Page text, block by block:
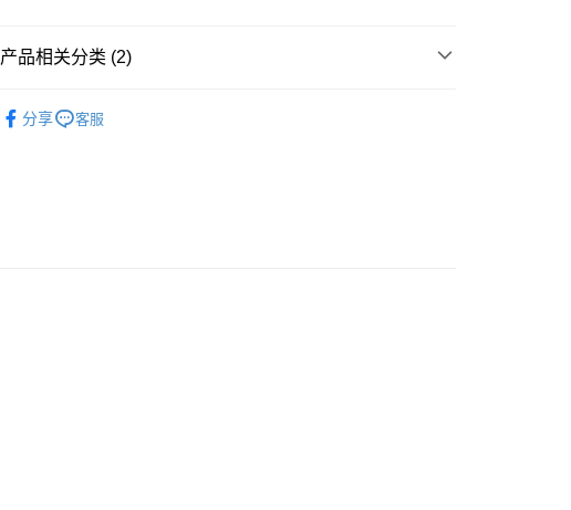
銀行匯款 請將存款存到以下銀行帳戶，並於存款單據寫上訂單編號後電郵
至eshop@colourmix-cosmetics.com** **我們不會處理沒有提供存款單據
取消。
产品相关分类 (2)
分享 客服